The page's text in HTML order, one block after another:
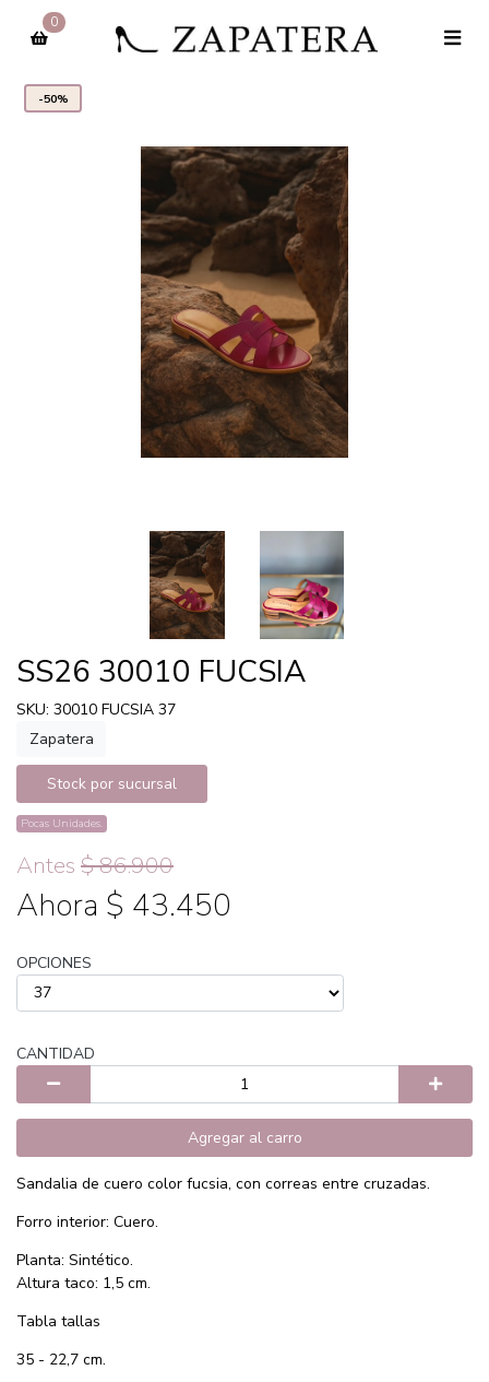
0
-50%
SS26 30010 FUCSIA
SKU: 30010 FUCSIA 37
Zapatera
Stock por sucursal
Pocas Unidades.
Antes $ 86.900
Ahora $ 43.450
OPCIONES
CANTIDAD
Agregar al carro
Sandalia de cuero color fucsia, con correas entre cruzadas.
Forro interior: Cuero.
Planta: Sintético.
Altura taco: 1,5 cm.
Tabla tallas
35 - 22,7 cm.